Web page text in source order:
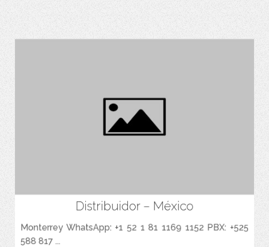
Distribuidor – México
Monterrey WhatsApp: +1 52 1 81 1169 1152 PBX: +525
588 817 ...
Espacio para agregar las Caracteristicas Principales del Producto.